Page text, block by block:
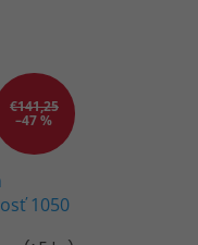
€141,25
–47 %
1050